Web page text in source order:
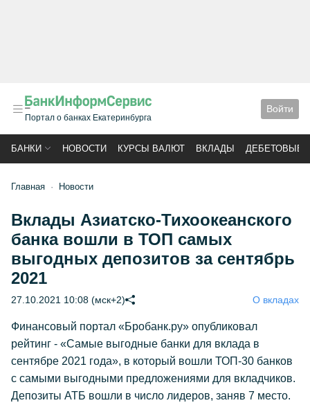
Портал о банках Екатеринбурга
Войти
БАНКИ НОВОСТИ КУРСЫ ВАЛЮТ ВКЛАДЫ ДЕБЕТОВЫЕ
Главная Новости
Вклады Азиатско-Тихоокеанского
банка вошли в ТОП самых
выгодных депозитов за сентябрь
2021
27.10.2021 10:08 (мск+2) О вкладах
Финансовый портал «Бробанк.ру» опубликовал
рейтинг - «Самые выгодные банки для вклада в
сентябре 2021 года», в который вошли ТОП-30 банков
с самыми выгодными предложениями для вкладчиков.
Депозиты АТБ вошли в число лидеров, заняв 7 место.